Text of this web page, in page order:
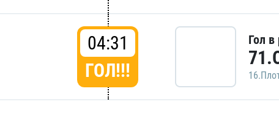
04:31
ГОЛ!!!
Гол в